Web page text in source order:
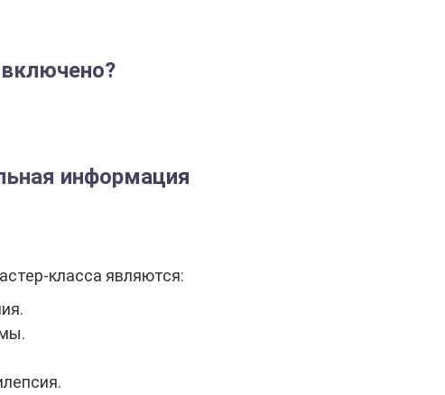
информация
класса являются: